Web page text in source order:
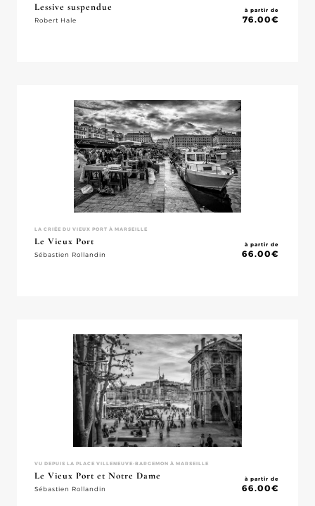
Lessive suspendue
Robert Hale
à partir de
76.00€
LA CRIÉE DU VIEUX PORT À MARSEILLE
Le Vieux Port
Sébastien Rollandin
à partir de
66.00€
VU DEPUIS LA PLACE VILLENEUVE-BARGEMON À MARSEILLE
Le Vieux Port et Notre Dame
Sébastien Rollandin
à partir de
66.00€